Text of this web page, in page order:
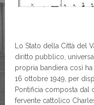
Lo Stato della Città del
diritto pubblico,
propria bandiera così
16 ottobre 1949, per
Pontificia composta dal
fervente cattolico